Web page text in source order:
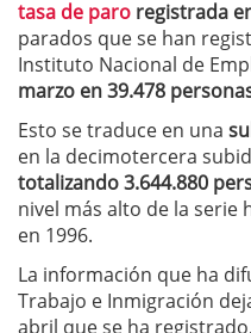
tasa de paro registrada
parados que se han
Instituto Nacional de
marzo en 39.478
Esto se traduce en una
en la decimotercera
totalizando 3.644.880
nivel más alto de la serie
en 1996.
La información que ha
Trabajo e Inmigración
abril que se ha